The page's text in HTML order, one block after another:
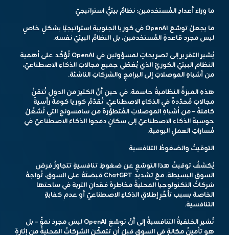
ما وراءَ أعدادِ المُستخدمين: نظامٌ بيئيٌّ استراتيجيّ
ما يجعلُ توسّعَ OpenAI في كوريا الجنوبية استراتيجيًا بشكلٍ خاصٍ
ليسَ مجردَ قاعدةِ المُستخدمين، بل النظامُ البيئيّ نفسه.
يُشير التقرير إلى تصريحاتٍ لِمسؤولين في OpenAI تُؤكّد على أهمية
النظام البيئيّ الكوريّ الذي يُغطّي جميع مجالاتِ الذكاءِ الاصطناعيّ،
من أشباهِ الموصلاتِ إلى البرامجِ والشركاتِ الناشئة.
هذهِ الميزةُ النظاميةُ حاسمة. في حينِ أنّ الكثيرَ من الدولِ تُتقنُ
مجالاتٍ مُحدّدةً في الذكاءِ الاصطناعيّ، تُقدّمُ كوريا كومةً رأسيةً
كاملةً – من أشباهِ الموصلاتِ المُتطوّرة من سامسونج التي تُشغّلُ
حوسبةَ الذكاءِ الاصطناعيّ إلى سكانٍ دمجوا الذكاءَ الاصطناعيّ في
مُساراتِ العملِ اليومية.
التوقيتُ والضغوطُ التنافسية
يُكشفُ توقيتُ هذا التوسّعِ عن ضغوطٍ تنافسيةٍ تتجاوزُ فرصَ
السوقِ البسيطة. معَ تشديدِ ChatGPT قبضتَهُ على السوق، تُواجهُ
شركاتُ التكنولوجيا المحليةُ مخاطرةَ فقدانِ التربة في ساحتها
الخاصة بسببِ تأخّرِ إطلاقِ الذكاءِ الاصطناعيّ أو عدمِ كفايةِ
التنافسية.
تُشير الخلفيةُ التنافسيةُ إلى أنّ توسّعَ OpenAI ليسَ مجردَ نموٍّ – بل
هو تأمينُ مكانةٍ في السوقِ قبلَ أن تتمكّنَ الشركاتُ المحليةُ من إثارةِ